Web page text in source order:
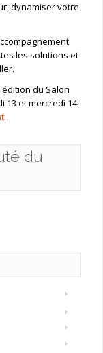
dynamiser votre
les solutions et
du Salon
13 et mercredi 14
.
du